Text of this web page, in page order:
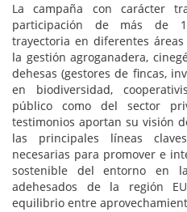
La campaña con carácter
participación de más de
trayectoria en diferentes
la gestión agroganadera,
dehesas (gestores de fincas,
en biodiversidad,
público como del sector
testimonios aportan su visión
las principales líneas
necesarias para promover e
sostenible del entorno en
adehesados de la región
equilibrio entre